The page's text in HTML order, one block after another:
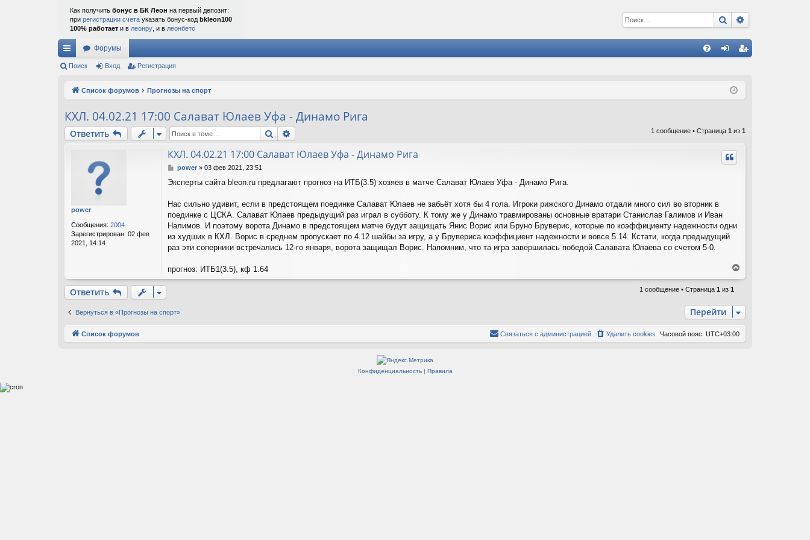
Как получить бонус в БК Леон на первый депозит:
при регистрации счета указать бонус-код bkleon100
100% работает и в леонру , и в леонбетс
Поиск
с
и
Форумы
ис
Поиск Вход Регистрация
Список форумов Прогнозы на спорт
КХЛ. 04.02.21 17:00 Салават Юлаев Уфа - Динамо Рига
Ответить Поиск 1 сообщение • Страница 1 из 1
power
Сообщения: 2004
Зарегистрирован: 02 фев
2021, 14:14
КХЛ. 04.02.21 17:00 Салават Юлаев Уфа - Динамо Рига
С
о
щ
е
и
е
power» 03 фев 2021, 23:51
Эксперты сайта bleon.ru предлагают прогноз на ИТБ(3.5) хозяев в матче Салават Юлаев Уфа - Динамо Рига.
Нас сильно удивит, если в предстоящем поединке Салават Юлаев не забьёт хотя бы 4 гола. Игроки рижского Динамо отдали много сил во вторник в
поединке с ЦСКА. Салават Юлаев предыдущий раз играл в субботу. К тому же у Динамо травмированы основные вратари Станислав Галимов и Иван
Налимов. И поэтому ворота Динамо в предстоящем матче будут защищать Янис Ворис или Бруно Бруверис, которые по коэффициенту надежности одни
из худших в КХЛ. Ворис в среднем пропускает по 4.12 шайбы за игру, а у Брувериса коэффициент надежности и вовсе 5.14. Кстати, когда предыдущий
раз эти соперники встречались 12-го января, ворота защищал Ворис. Напомним, что та игра завершилась победой Салавата Юлаева со счетом 5-0.
прогноз: ИТБ1(3.5), кф 1.64
е
у
т
я
Ответить 1 сообщение • Страница 1 из 1
Вернуться в «Прогнозы на спорт» Перейти
Список форумов Часовой пояс: UTC+03:00
Удалить cookies
Связаться с администрацией
Конфиденциальность| Правила